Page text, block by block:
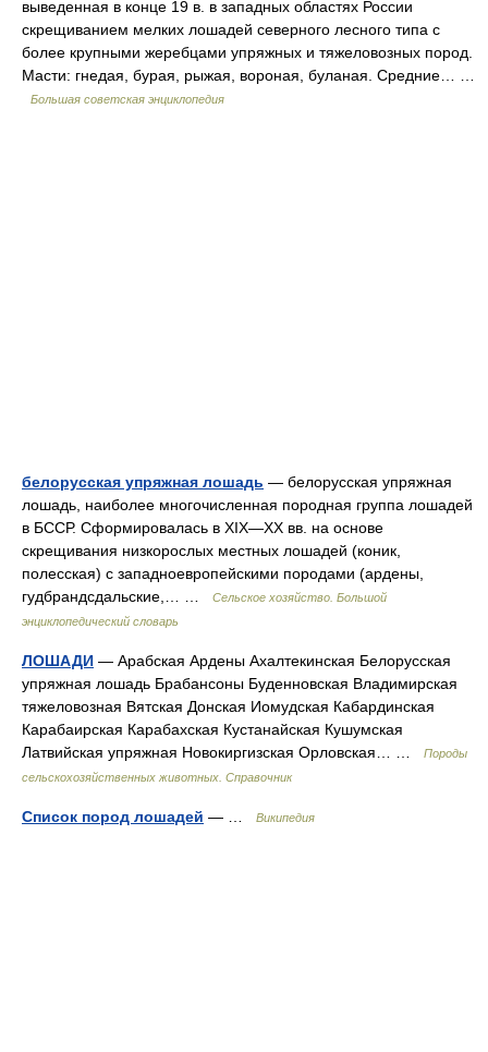
выведенная в конце 19 в. в западных областях России
скрещиванием мелких лошадей северного лесного типа с
более крупными жеребцами упряжных и тяжеловозных пород.
Масти: гнедая, бурая, рыжая, вороная, буланая. Средние… …
Большая советская энциклопедия
белорусская упряжная лошадь — белорусская упряжная
лошадь, наиболее многочисленная породная группа лошадей
в БССР. Сформировалась в XIX—XX вв. на основе
скрещивания низкорослых местных лошадей (коник,
полесская) с западноевропейскими породами (ардены,
гудбрандсдальские,… …
Сельское хозяйство. Большой
энциклопедический словарь
ЛОШАДИ — Арабская Ардены Ахалтекинская Белорусская
упряжная лошадь Брабансоны Буденновская Владимирская
тяжеловозная Вятская Донская Иомудская Кабардинская
Карабаирская Карабахская Кустанайская Кушумская
Латвийская упряжная Новокиргизская Орловская… …
Породы
сельскохозяйственных животных. Справочник
Список пород лошадей — … Википедия